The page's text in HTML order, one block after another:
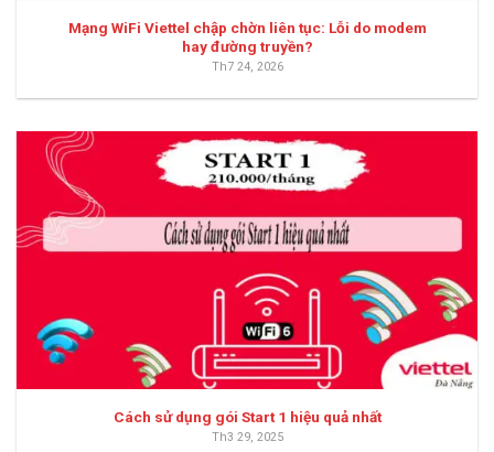
Mạng WiFi Viettel chập chờn liên tục: Lỗi do modem
hay đường truyền?
Th7 24, 2026
Cách sử dụng gói Start 1 hiệu quả nhất
Th3 29, 2025